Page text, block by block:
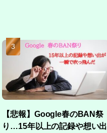
【悲報】Google春のBAN祭
り…15年以上の記録や想い出